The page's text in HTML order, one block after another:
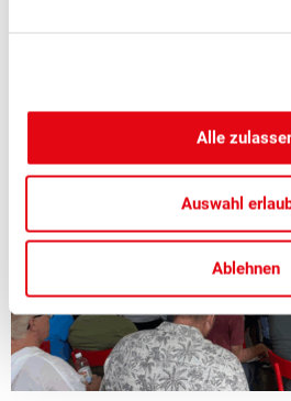
Alle
Auswahl
Ablehnen